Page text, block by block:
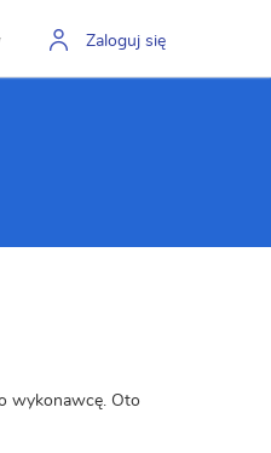
Zaloguj się
wykonawcę. Oto